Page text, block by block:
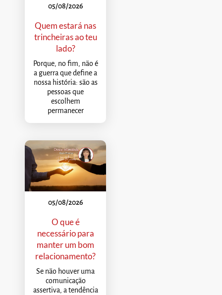
05/08/2026
Quem estará nas
trincheiras ao teu
lado?
Porque, no fim, não é
a guerra que define a
nossa história: são as
pessoas que
escolhem
permanecer
05/08/2026
O que é
necessário para
manter um bom
relacionamento?
Se não houver uma
comunicação
assertiva, a tendência